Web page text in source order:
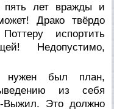
пять лет вражды и
Драко твёрдо
испортить
Недопустимо,
нужен был план,
из себя
Выжил. Это должно